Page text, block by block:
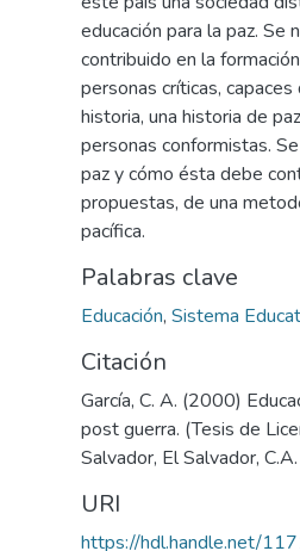
educación para la paz. Se
contribuido en la
personas críticas,
historia, una historia de
personas conformistas.
paz y cómo ésta debe
propuestas, de una
pacífica.
Palabras clave
Educación, Sistema
Citación
García, C. A. (2000)
post guerra. (Tesis de
Salvador, El Salvador, C.A.
URI
https://hdl.handle.net/